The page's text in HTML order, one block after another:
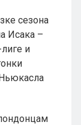
сезона
Исака –
и